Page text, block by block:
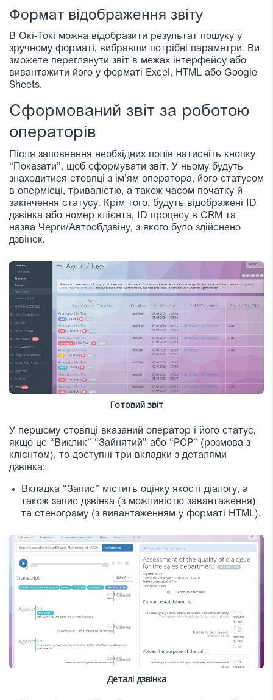
Формат відображення звіту
В Окі-Токі можна відобразити результат пошуку у
зручному форматі, вибравши потрібні параметри. Ви
зможете переглянути звіт в межах інтерфейсу або
вивантажити його у форматі Excel, HTML або Google
Sheets.
Сформований звіт за роботою
операторів
Після заповнення необхідних полів натисніть кнопку
“Показати”, щоб сформувати звіт. У ньому будуть
знаходитися стовпці з ім’ям оператора, його статусом
в опермісці, тривалістю, а також часом початку й
закінчення статусу. Крім того, будуть відображені ID
дзвінка або номер клієнта, ID процесу в CRM та
назва Черги/Автообдзвіну, з якого було здійснено
дзвінок.
Готовий звіт
У першому стовпці вказаний оператор і його статус,
якщо це “Виклик” “Зайнятий” або “РСР” (розмова з
клієнтом), то доступні три вкладки з деталями
дзвінка:
Вкладка “Запис” містить оцінку якості діалогу, а
також запис дзвінка (з можливістю завантаження)
та стенограму (з вивантаженням у форматі HTML).
Деталі дзвінка